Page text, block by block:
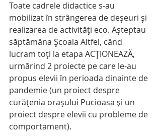
Toate cadrele didactice s-au
mobilizat în strângerea de deşeuri şi
realizarea de activităţi eco. Aşteptau
săptămâna Şcoala Altfel, când
lucram toţi la etapa ACŢIONEAZĂ,
urmărind 2 proiecte pe care le-au
propus elevii în perioada dinainte de
pandemie (un proiect despre
curăţenia oraşului Pucioasa şi un
proiect despre elevii cu probleme de
comportament).